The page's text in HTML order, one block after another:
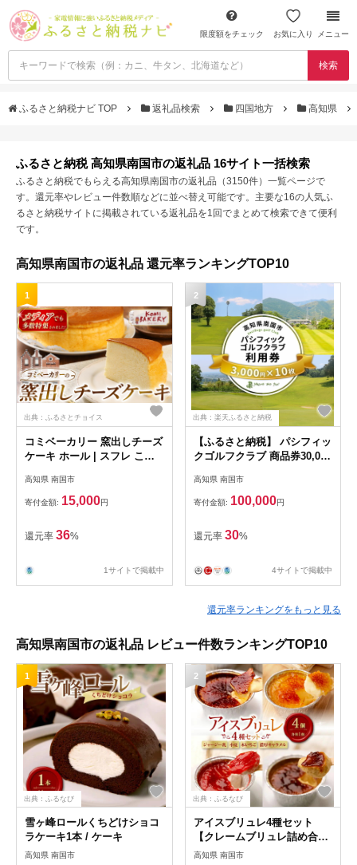
限度額をチェック お気に入り メニュー
検索
ふるさと納税ナビ TOP 返礼品検索 四国地方 高知県
ふるさと納税 高知県南国市の返礼品 16サイト一括検索
ふるさと納税でもらえる高知県南国市の返礼品（3150件）一覧ページで
す。還元率やレビュー件数順などに並べ替え可能です。主要な16の人気ふ
るさと納税サイトに掲載されている返礼品を1回でまとめて検索できて便利
です。
高知県南国市の返礼品 還元率ランキングTOP10
1
出典：ふるさとチョイス
コミベーカリー 窯出しチーズ
ケーキ ホール | スフレ こだ
ーズ おかし 取り寄せ 誕生日
ギフト プレゼント スイーツ
高知県 南国市
寄付金額: 15,000円
還元率 36%
1サイトで掲載中
2
出典：楽天ふるさと納税
【ふるさと納税】 パシフィッ
クゴルフクラブ 商品券30,000
国市
高知県 南国市
寄付金額: 100,000円
還元率 30%
4サイトで掲載中
還元率ランキングをもっと見る
高知県南国市の返礼品 レビュー件数ランキングTOP10
1
出典：ふるなび
雪ヶ峰ロールくちどけショコ
ラケーキ1本 / ケーキ
高知県 南国市
2
出典：ふるなび
アイスブリュレ4種セット
【クレームブリュレ詰め合わ
せ ジャージー乳 濃厚キャラ
高知県 南国市